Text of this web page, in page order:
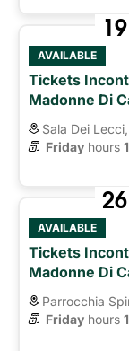
19
AVAILABLE
Tickets
Madonne Di
Sala Dei Lecci,
Friday hours
26
AVAILABLE
Tickets
Madonne Di
Parrocchia
Friday hours